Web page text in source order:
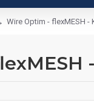
Wire Optim - flexMESH -